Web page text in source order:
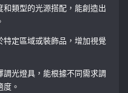
和類型的光源搭配，能創造出
特定區域或裝飾品，增加視覺
調光燈具，能根據不同需求調
。